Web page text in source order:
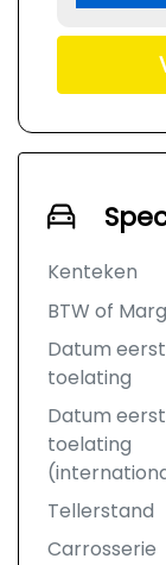
Kenteken
BTW of
Datum
toelating
Datum
toelating
Tellerstand
Carrosserie